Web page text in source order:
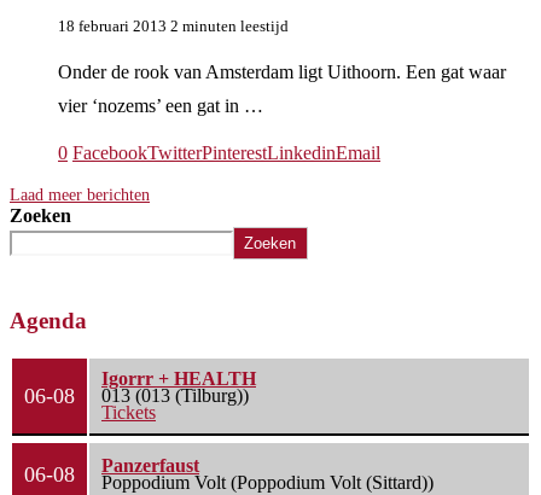
18 februari 2013 2 minuten leestijd
Onder de rook van Amsterdam ligt Uithoorn. Een gat waar
vier ‘nozems’ een gat in …
0 FacebookTwitterPinterestLinkedinEmail
Laad meer berichten
Zoeken
Zoeken
Agenda
06-08
Igorrr + HEALTH
013 (013 (Tilburg))
Tickets
06-08
Panzerfaust
Poppodium Volt (Poppodium Volt (Sittard))